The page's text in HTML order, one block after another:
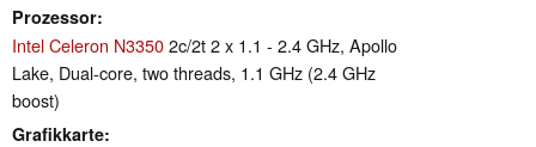
Prozessor
Intel Celeron N33502c/2t 2 x 1.1 - 2.4 GHz, Apollo
Lake, Dual-core, two threads, 1.1 GHz (2.4 GHz
boost)
Grafikkarte